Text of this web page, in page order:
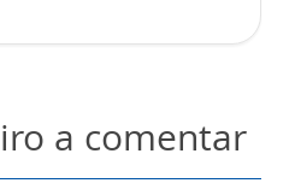
a comentar